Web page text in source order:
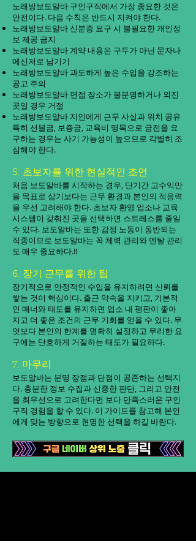
노래방보도알바 구인구직에서 가장 중요한 것은
안전이다. 다음 수칙은 반드시 지켜야 한다.
노래방보도알바 신분증 요구 시 불필요한 개인정
보 제공 금지
노래방보도알바 계약 내용은 구두가 아닌 문자나
메신저로 남기기
노래방보도알바 과도하게 높은 수입을 강조하는
공고 주의
노래방보도알바 면접 장소가 불분명하거나 외진
곳일 경우 거절
노래방보도알바 지인에게 근무 사실과 위치 공유
특히 선불금, 보증금, 교육비 명목으로 금전을 요
구하는 경우는 사기 가능성이 높으므로 각별히 조
심해야 한다.
5. 초보자를 위한 현실적인 조언
처음 보도알바를 시작하는 경우, 단기간 고수익만
을 목표로 삼기보다는 근무 환경과 본인의 적응력
을 우선 고려해야 한다. 초보자 환영 업소나 교육
시스템이 갖춰진 곳을 선택하면 스트레스를 줄일
수 있다. 보도알바는 또한 감정 노동이 동반되는
직종이므로 보도알바는 꼭 체력 관리와 멘탈 관리
도 매우 중요하다.!!
6. 장기 근무를 위한 팁
장기적으로 안정적인 수입을 유지하려면 신뢰를
쌓는 것이 핵심이다. 출근 약속을 지키고, 기본적
인 매너와 태도를 유지하면 업소 내 평판이 좋아
지고 더 좋은 조건의 근무 기회를 얻을 수 있다. 무
엇보다 본인의 한계를 명확히 설정하고 무리한 요
구에는 단호하게 거절하는 태도가 필요하다.
7. 마무리
보도알바는 분명 장점과 단점이 공존하는 선택지
다. 충분한 정보 수집과 신중한 판단, 그리고 안전
을 최우선으로 고려한다면 보다 만족스러운 구인
구직 경험을 할 수 있다. 이 가이드를 참고해 본인
에게 맞는 방향으로 현명한 선택을 하길 바란다.